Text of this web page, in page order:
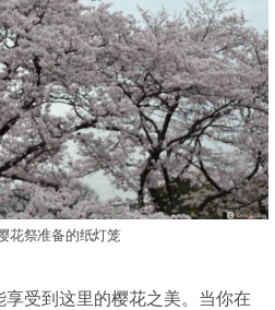
花祭准备的纸灯笼
受到这里的樱花之美。当你在